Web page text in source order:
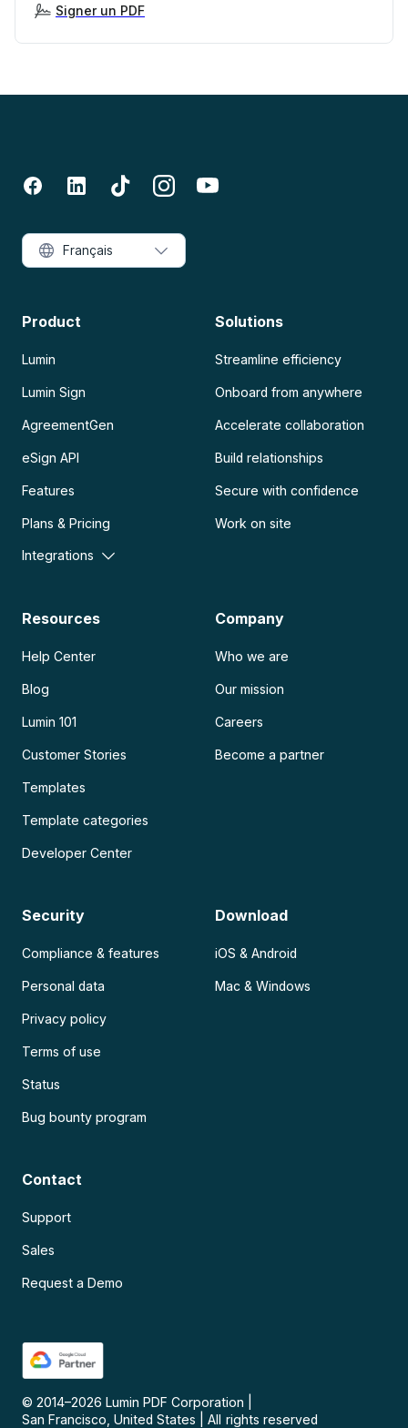
Signer un PDF
Product
Lumin
Lumin Sign
AgreementGen
eSign API
Features
Plans & Pricing
Integrations
Solutions
Streamline efficiency
Onboard from anywhere
Accelerate collaboration
Build relationships
Secure with confidence
Work on site
Resources
Help Center
Blog
Lumin 101
Customer Stories
Templates
Template categories
Developer Center
Company
Who we are
Our mission
Careers
Become a partner
Security
Compliance & features
Personal data
Privacy policy
Terms of use
Status
Bug bounty program
Download
iOS & Android
Mac & Windows
Contact
Support
Sales
Request a Demo
© 2014–2026 Lumin PDF Corporation
San Francisco, United States
All rights reserved
Français